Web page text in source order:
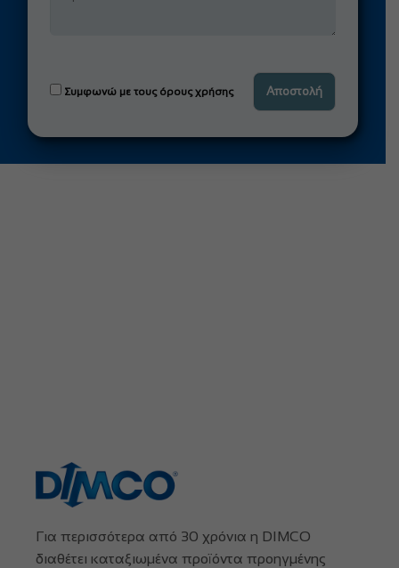
Συμφωνώ με τους όρους χρήσης
Για περισσότερα από 30 χρόνια η DIMCO
διαθέτει καταξιωμένα προϊόντα προηγμένης